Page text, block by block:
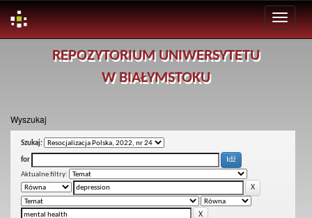
REPOZYTORIUM UNIWERSYTETU
W BIAŁYMSTOKU
Wyszukaj
Szukaj:
for
Aktualne filtry: